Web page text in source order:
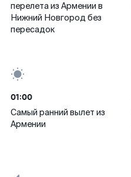
перелета из Армении в
Нижний Новгород без
пересадок
01:00
Самый ранний вылет из
Армении